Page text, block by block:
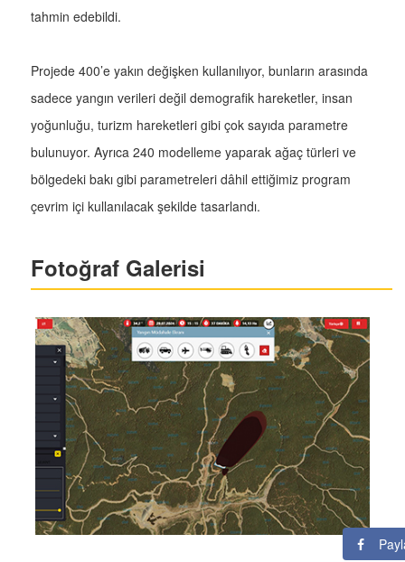
tahmin edebildi.
Projede 400’e yakın değişken kullanılıyor, bunların arasında
sadece yangın verileri değil demografik hareketler, insan
yoğunluğu, turizm hareketleri gibi çok sayıda parametre
bulunuyor. Ayrıca 240 modelleme yaparak ağaç türleri ve
bölgedeki bakı gibi parametreleri dâhil ettiğimiz program
çevrim içi kullanılacak şekilde tasarlandı.
Fotoğraf Galerisi